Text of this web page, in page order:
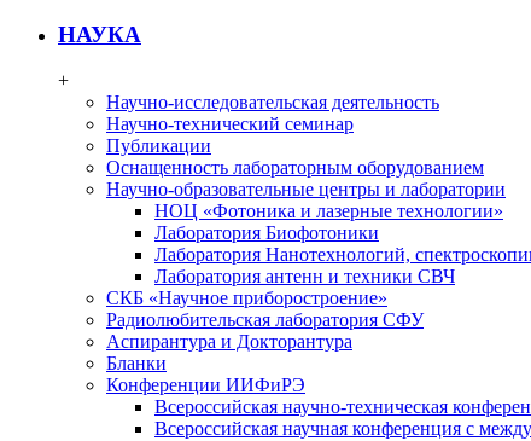
НАУКА
+
Научно-исследовательская деятельность
Научно-технический семинар
Публикации
Оснащенность лабораторным оборудованием
Научно-образовательные центры и лаборатории
НОЦ «Фотоника и лазерные технологии»
Лаборатория Биофотоники
Лаборатория Нанотехнологий,
Лаборатория антенн и техники СВЧ
СКБ «Научное приборостроение»
Радиолюбительская лаборатория СФУ
Аспирантура и Докторантура
Бланки
Конференции ИИФиРЭ
Всероссийская научно-техническая
Всероссийская научная конференция с